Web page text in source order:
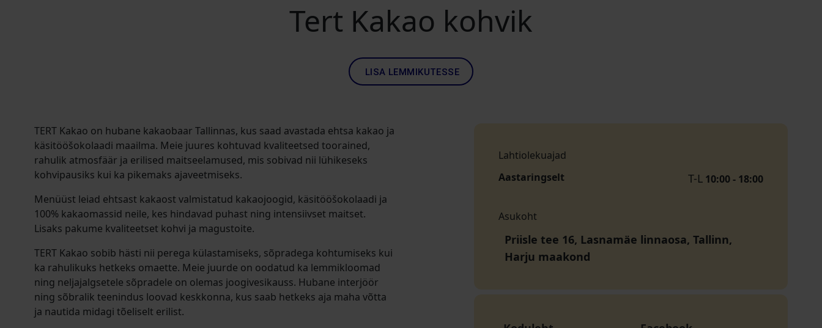
Tert Kakao kohvik
LISA LEMMIKUTESSE
TERT Kakao on hubane kakaobaar Tallinnas, kus saad avastada ehtsa kakao ja
käsitööšokolaadi maailma. Meie juures kohtuvad kvaliteetsed toorained,
rahulik atmosfäär ja erilised maitseelamused, mis sobivad nii lühikeseks
kohvipausiks kui ka pikemaks ajaveetmiseks.
Menüüst leiad ehtsast kakaost valmistatud kakaojoogid, käsitööšokolaadi ja
100% kakaomassid neile, kes hindavad puhast ning intensiivset maitset.
Lisaks pakume kvaliteetset kohvi ja magustoite.
TERT Kakao sobib hästi nii perega külastamiseks, sõpradega kohtumiseks kui
ka rahulikuks hetkeks omaette. Meie juurde on oodatud ka lemmikloomad
ning neljajalgsetele sõpradele on olemas joogivesikauss. Hubane interjöör
ning sõbralik teenindus loovad keskkonna, kus saab hetkeks aja maha võtta
ja nautida midagi tõeliselt erilist.
Lahtiolekuajad
Aastaringselt
T-L 10:00 - 18:00
Asukoht
Priisle tee 16, Lasnamäe linnaosa, Tallinn,
Harju maakond